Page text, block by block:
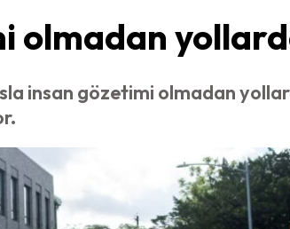
olmadan
insan gözetimi olmadan